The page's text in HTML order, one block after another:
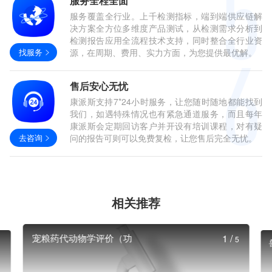
找服务
服务覆盖全行业。上千检测指标，端到端供应链解
决方案全方位多维度产品测试，从检测需求分析到
检测报告应用全流程技术支持，同时整合全行业资
源，在周期、费用、实力方面，为您提供最优解。
去咨询
售后安心无忧
康派斯支持7*24小时服务，让您随时随地都能找到
我们，如遇特殊情况也有紧急通道服务，而且每年
康派斯会定期回访客户并开设有培训课程，对有疑
问的报告可则可以免费复检，让您售后完全无忧。
相关推荐
宠粮药代动物学评价（功 1/5